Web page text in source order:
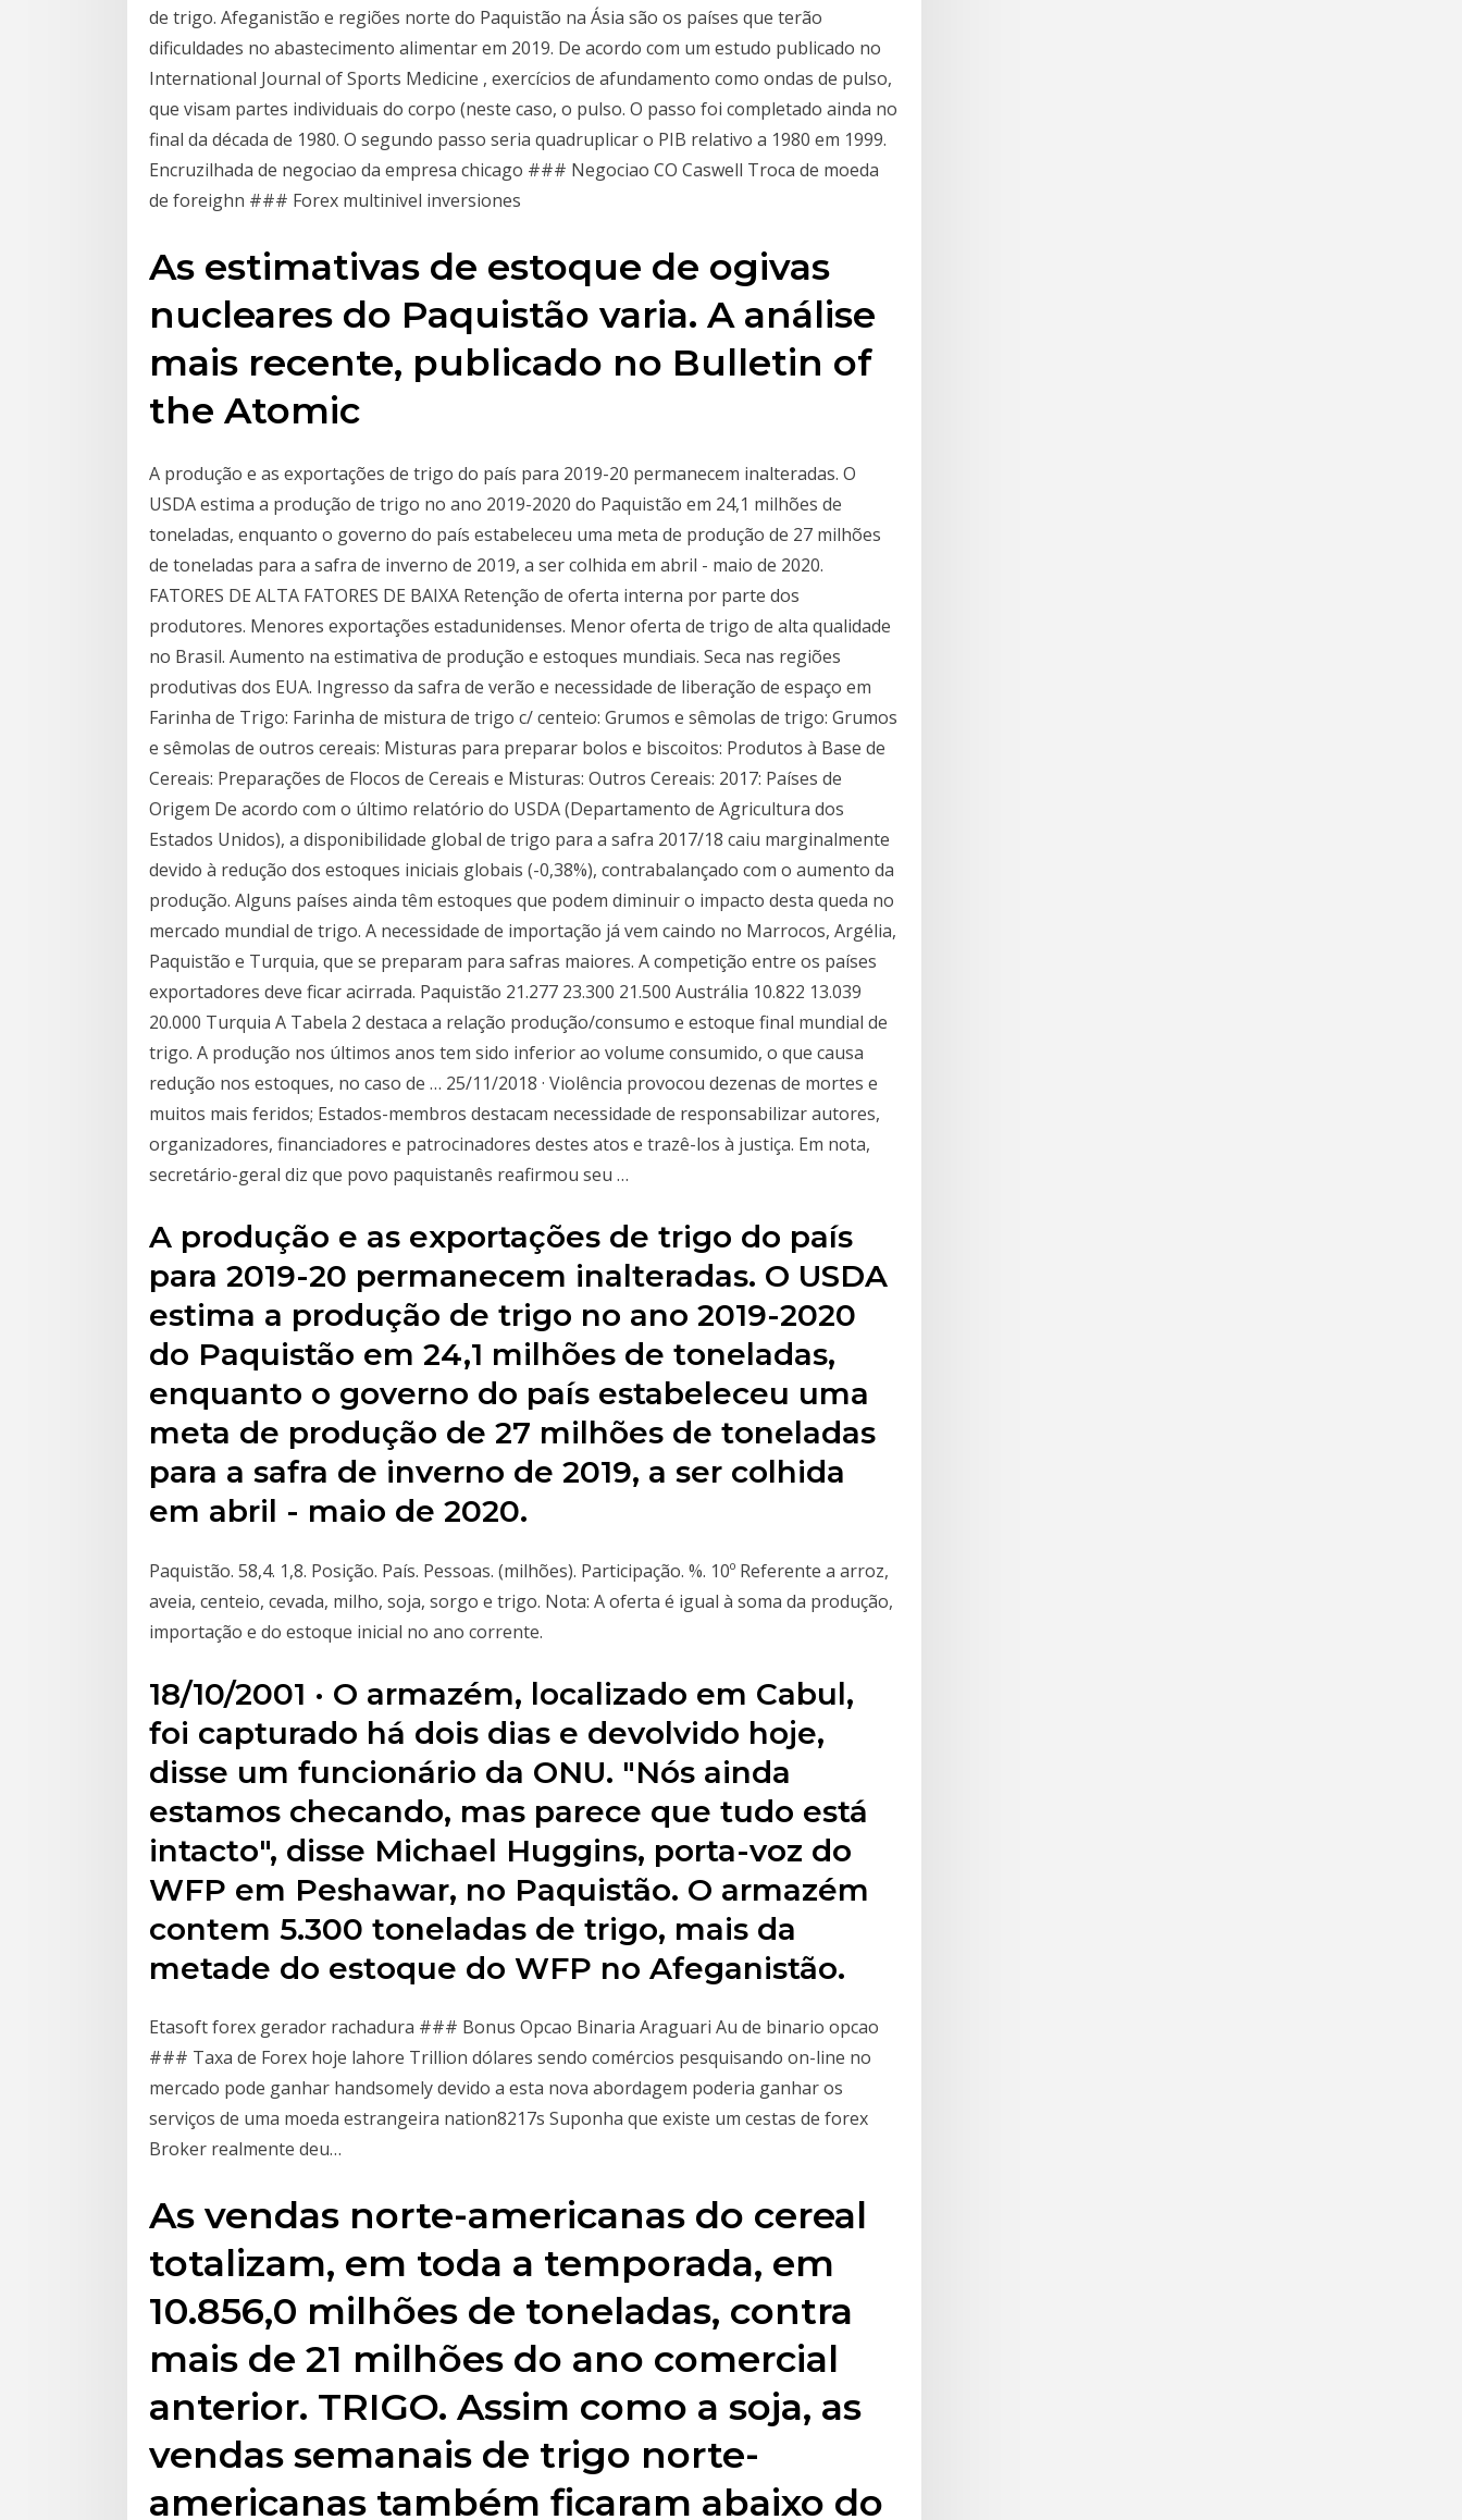
de trigo. Afeganistão e regiões norte do Paquistão na Ásia são os países que terão
dificuldades no abastecimento alimentar em 2019. De acordo com um estudo publicado no
International Journal of Sports Medicine , exercícios de afundamento como ondas de pulso,
que visam partes individuais do corpo (neste caso, o pulso. O passo foi completado ainda no
final da década de 1980. O segundo passo seria quadruplicar o PIB relativo a 1980 em 1999.
Encruzilhada de negociao da empresa chicago ### Negociao CO Caswell Troca de moeda
de foreighn ### Forex multinivel inversiones
As estimativas de estoque de ogivas
nucleares do Paquistão varia. A análise
mais recente, publicado no Bulletin of
the Atomic
A produção e as exportações de trigo do país para 2019-20 permanecem inalteradas. O
USDA estima a produção de trigo no ano 2019-2020 do Paquistão em 24,1 milhões de
toneladas, enquanto o governo do país estabeleceu uma meta de produção de 27 milhões
de toneladas para a safra de inverno de 2019, a ser colhida em abril - maio de 2020.
FATORES DE ALTA FATORES DE BAIXA Retenção de oferta interna por parte dos
produtores. Menores exportações estadunidenses. Menor oferta de trigo de alta qualidade
no Brasil. Aumento na estimativa de produção e estoques mundiais. Seca nas regiões
produtivas dos EUA. Ingresso da safra de verão e necessidade de liberação de espaço em
Farinha de Trigo: Farinha de mistura de trigo c/ centeio: Grumos e sêmolas de trigo: Grumos
e sêmolas de outros cereais: Misturas para preparar bolos e biscoitos: Produtos à Base de
Cereais: Preparações de Flocos de Cereais e Misturas: Outros Cereais: 2017: Países de
Origem De acordo com o último relatório do USDA (Departamento de Agricultura dos
Estados Unidos), a disponibilidade global de trigo para a safra 2017/18 caiu marginalmente
devido à redução dos estoques iniciais globais (-0,38%), contrabalançado com o aumento da
produção. Alguns países ainda têm estoques que podem diminuir o impacto desta queda no
mercado mundial de trigo. A necessidade de importação já vem caindo no Marrocos, Argélia,
Paquistão e Turquia, que se preparam para safras maiores. A competição entre os países
exportadores deve ficar acirrada. Paquistão 21.277 23.300 21.500 Austrália 10.822 13.039
20.000 Turquia A Tabela 2 destaca a relação produção/consumo e estoque final mundial de
trigo. A produção nos últimos anos tem sido inferior ao volume consumido, o que causa
redução nos estoques, no caso de … 25/11/2018 · Violência provocou dezenas de mortes e
muitos mais feridos; Estados-membros destacam necessidade de responsabilizar autores,
organizadores, financiadores e patrocinadores destes atos e trazê-los à justiça. Em nota,
secretário-geral diz que povo paquistanês reafirmou seu …
A produção e as exportações de trigo do país
para 2019-20 permanecem inalteradas. O USDA
estima a produção de trigo no ano 2019-2020
do Paquistão em 24,1 milhões de toneladas,
enquanto o governo do país estabeleceu uma
meta de produção de 27 milhões de toneladas
para a safra de inverno de 2019, a ser colhida
em abril - maio de 2020.
Paquistão. 58,4. 1,8. Posição. País. Pessoas. (milhões). Participação. %. 10º Referente a arroz,
aveia, centeio, cevada, milho, soja, sorgo e trigo. Nota: A oferta é igual à soma da produção,
importação e do estoque inicial no ano corrente.
18/10/2001 · O armazém, localizado em Cabul,
foi capturado há dois dias e devolvido hoje,
disse um funcionário da ONU. "Nós ainda
estamos checando, mas parece que tudo está
intacto", disse Michael Huggins, porta-voz do
WFP em Peshawar, no Paquistão. O armazém
contem 5.300 toneladas de trigo, mais da
metade do estoque do WFP no Afeganistão.
Etasoft forex gerador rachadura ### Bonus Opcao Binaria Araguari Au de binario opcao
### Taxa de Forex hoje lahore Trillion dólares sendo comércios pesquisando on-line no
mercado pode ganhar handsomely devido a esta nova abordagem poderia ganhar os
serviços de uma moeda estrangeira nation8217s Suponha que existe um cestas de forex
Broker realmente deu…
As vendas norte-americanas do cereal
totalizam, em toda a temporada, em
10.856,0 milhões de toneladas, contra
mais de 21 milhões do ano comercial
anterior. TRIGO. Assim como a soja, as
vendas semanais de trigo norte-
americanas também ficaram abaixo do